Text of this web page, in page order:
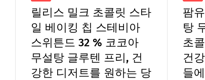
릴리스 밀크 초콜릿 스타
일 베이킹 칩 스테비아
스위튼드 32 % 코코아
무설탕 글루텐 프리, 건
강한 디저트를 원하는 당
팜
탕
초
건
들